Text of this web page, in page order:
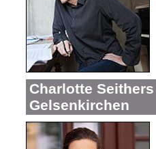
Charlotte
Gelsenkirchen